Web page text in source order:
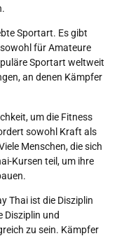
Sportart. Es gibt
für Amateure
Sportart weltweit
an denen Kämpfer
um die Fitness
sowohl Kraft als
Menschen, die sich
Kursen teil, um ihre
Thai ist die Disziplin
Disziplin und
zu sein. Kämpfer